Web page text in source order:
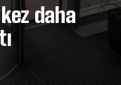
daha